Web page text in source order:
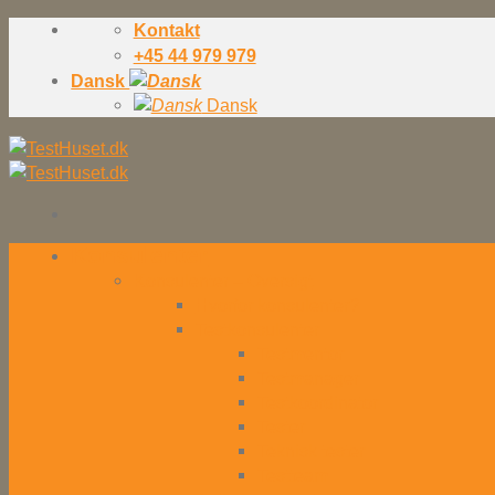
content
Kontakt
+45 44 979 979
Dansk
Dansk